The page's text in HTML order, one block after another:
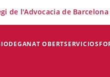
DEGANAT OBERTSERVICIOS
de l'Advocacia de Barcelona